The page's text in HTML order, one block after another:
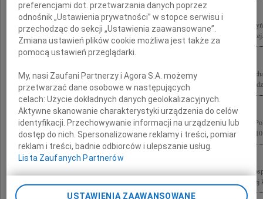
10 kwietnia 2010 roku w katastrofie lotniczej pod Smoleńskiem zginęli Lech
Polskiej bp gen. ks. Tadeusz Płoski Ordynariusz Polowy Wojska Polskiego
Z ogromnym żalem i smutkiem żegnamy Prezydenta Rzeczypospolitej Polskiej
Marię Kaczyńską oraz Wszystkie Ofiary katastrofy lotniczej pod Smoleńskiem
Z głębokim żalem przyjęliśmy wiadomość o śmierci Prezydenta Rzeczypospolitej
wraz z Małżonką oraz pozostałych Ofiar katastrofy lotniczej z dnia 10 kwietnia
Z wielkim żalem przyjęliśmy wiadomość o tragicznej śmierci Prezydenta
Kaczyńskiego i Jego Małżonki Marii Kaczyńskiej oraz pozostałych Ofiar tragicznej
preferencjami dot. przetwarzania danych poprzez
odnośnik „Ustawienia prywatności” w stopce serwisu i
przechodząc do sekcji „Ustawienia zaawansowane”.
Zmiana ustawień plików cookie możliwa jest także za
pomocą ustawień przeglądarki.
My, nasi Zaufani Partnerzy i Agora S.A. możemy
przetwarzać dane osobowe w następujących
celach:Użycie dokładnych danych geolokalizacyjnych.
Aktywne skanowanie charakterystyki urządzenia do celów
identyfikacji. Przechowywanie informacji na urządzeniu lub
dostęp do nich. Spersonalizowane reklamy i treści, pomiar
reklam i treści, badnie odbiorców i ulepszanie usług.
Lista Zaufanych Partnerów
USTAWIENIA ZAAWANSOWANE